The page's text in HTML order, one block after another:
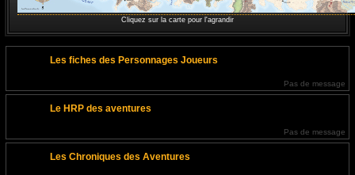
Cliquez sur la carte pour l'agrandir
Les fiches des Personnages Joueurs
Pas de message
Le HRP des aventures
Pas de message
Les Chroniques des Aventures